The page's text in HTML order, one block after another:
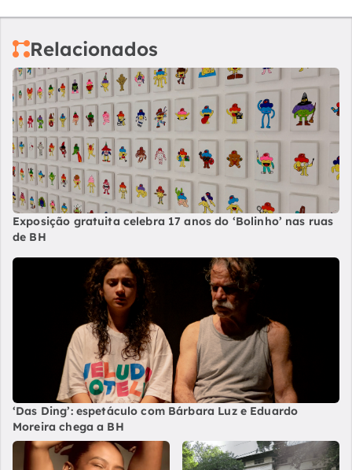
Relacionados
Exposição gratuita celebra 17 anos do ‘Bolinho’ nas ruas
de BH
‘Das Ding’: espetáculo com Bárbara Luz e Eduardo
Moreira chega a BH